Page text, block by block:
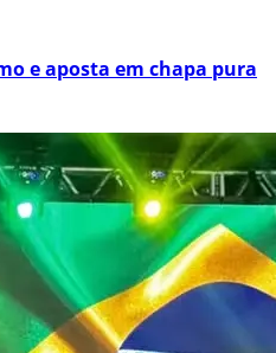
e aposta em chapa pura